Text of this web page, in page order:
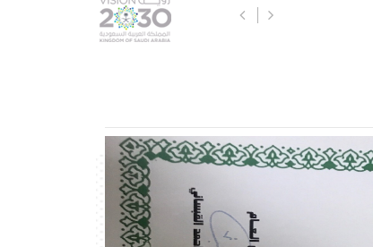
استبيان مرصد التحديات اللوجستية